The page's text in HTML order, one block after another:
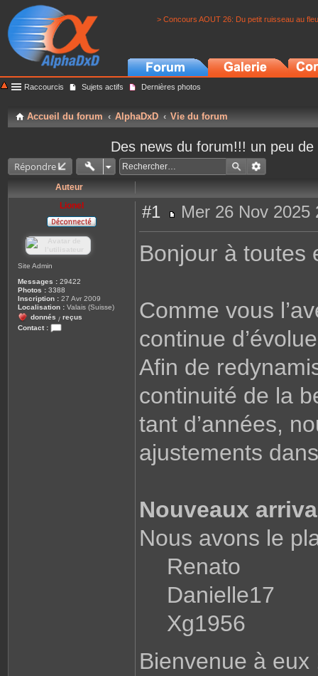
> Concours AOUT 26: Du petit ruisseau au
Raccourcis Sujets actifs Dernières photos
Accueil du forum AlphaDxD Vie du forum
Des news du forum!!! un peu
Répondre
Auteur
Lionel
Site Admin
Messages : 29422
Photos : 3388
Inscription : 27 Avr 2009
Localisation : Valais (Suisse)
donnés / reçus
Contact :
#1
e
g
Mer 26 Nov 2025
Bonjour à toutes
Comme vous
continue
Afin de
continuité de la
tant d’années,
ajustements
Nouveaux
Nous avons le
Renato
Danielle17
Xg1956
Bienvenue à